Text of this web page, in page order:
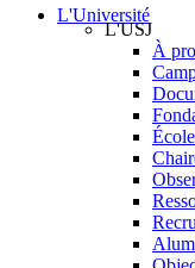
L'Université
L'USJ
À